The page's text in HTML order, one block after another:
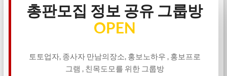
총판모집 정보 공유 그룹방
OPEN
토토업자, 종사자 만남의장소, 홍보노하우 , 홍보프로
그램 , 친목도모를 위한 그룹방